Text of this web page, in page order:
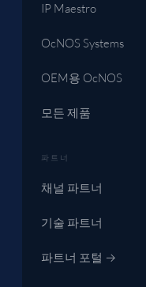
IP Maestro
OcNOS Systems
OEM용 OcNOS
모든 제품
파트너
채널 파트너
기술 파트너
파트너 포털 →